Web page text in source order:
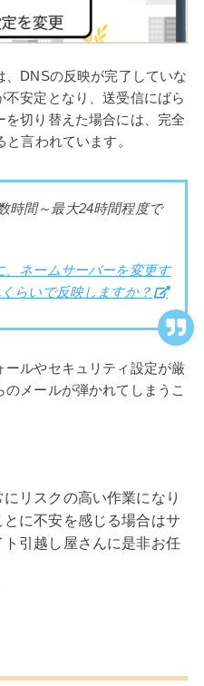
、DNSの反映が完了していな
安定となり、送受信にばら
切り替えた場合には、完全
言われています。
時間～最大24時間程度で
、ネームサーバーを変更す
らいで反映しますか？
ールやセキュリティ設定が厳
メールが弾かれてしまうこ
リスクの高い作業になり
に不安を感じる場合はサ
引越し屋さんに是非お任